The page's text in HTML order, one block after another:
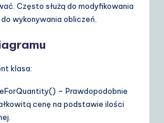
Często służą do modyfikowania
wykonywania obliczeń.
klasa:
– Prawdopodobnie
cenę na podstawie ilości